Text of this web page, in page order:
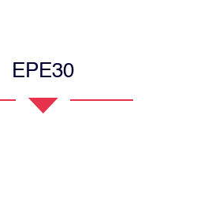
EPE30